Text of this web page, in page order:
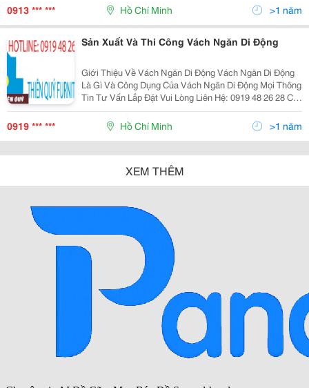
0913 *** *** Hồ Chí Minh >1 năm
Sản Xuất Và Thi Công Vách Ngăn Di Động
Giới Thiệu Về Vách Ngăn Di Động Vách Ngăn Di Động
Là Gì Và Công Dụng Của Vách Ngăn Di Động Mọi Thông
Tin Tư Vấn Lắp Đặt Vui Lòng Liên Hệ: 0919 48 26 28 Có
Thể Đây Là Một Ngôn Từ Khá Lạ Lẫm Với Một Số
Người Hoặc Có Thể Có Sự N
0919 *** *** Hồ Chí Minh >1 năm
XEM THÊM